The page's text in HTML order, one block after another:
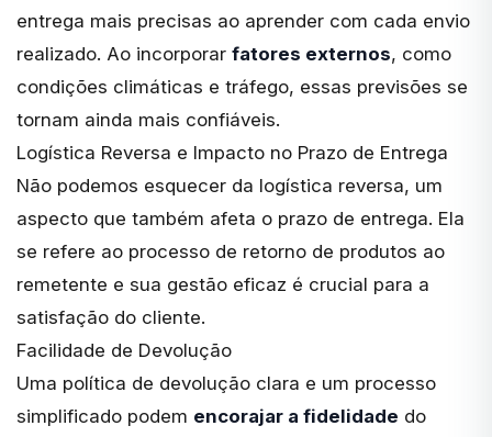
entrega mais precisas ao aprender com cada envio
realizado. Ao incorporar fatores externos, como
condições climáticas e tráfego, essas previsões se
tornam ainda mais confiáveis.
Logística Reversa e Impacto no Prazo de Entrega
Não podemos esquecer da logística reversa, um
aspecto que também afeta o prazo de entrega. Ela
se refere ao processo de retorno de produtos ao
remetente e sua gestão eficaz é crucial para a
satisfação do cliente.
Facilidade de Devolução
Uma política de devolução clara e um processo
simplificado podem encorajar a fidelidade do